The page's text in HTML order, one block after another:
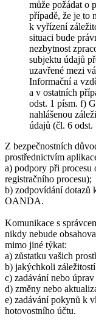
může požádat o
případě, že je to
k vyřízení
situaci bude
nezbytnost
subjektu údajů
uzavřené mezi
Informační a
a v ostatních
odst. 1 písm. f)
nahlášenou
údajů (čl. 6
Z bezpečnostních
prostřednictvím
a) podpory při
registračního procesu);
b) zodpovídání dotazů
OANDA.
Komunikace s
nikdy nebude
mimo jiné týkat:
a) zůstatku vašich
b) jakýchkoli
c) zadávání nebo
d) změny nebo
e) zadávání pokynů k
hotovostního účtu.